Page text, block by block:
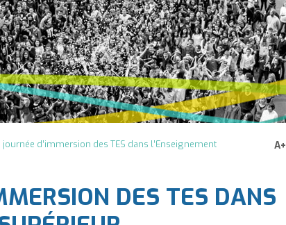
journée d’immersion des TES dans l’Enseignement
A+
DES TES DANS